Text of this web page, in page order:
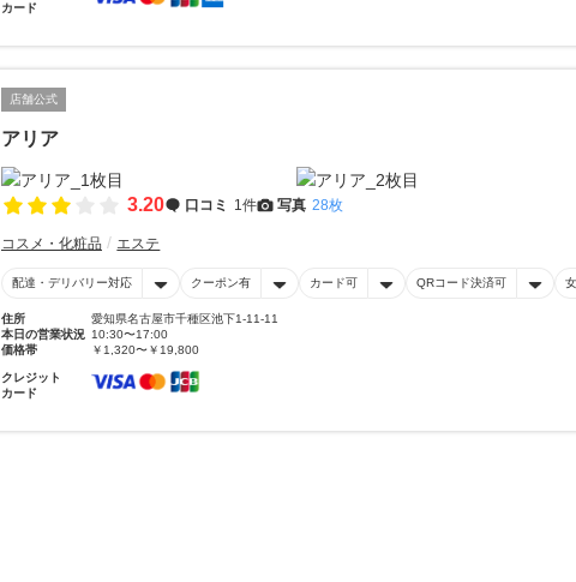
カード
店舗公式
アリア
3.20 口コミ 1件 写真 28枚
コスメ・化粧品 エステ
配達・デリバリー対応 クーポン有 カード可 QRコード決済可
住所
愛知県名古屋市千種区池下1-11-11
本日の営業状況 10:30〜17:00
価格帯
￥1,320〜￥19,800
クレジット
カード